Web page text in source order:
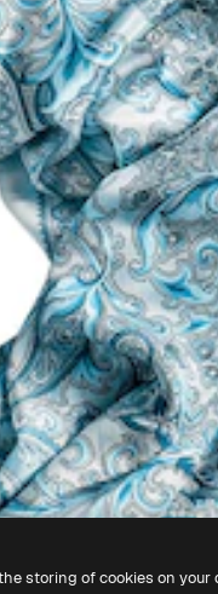
storing of cookies on